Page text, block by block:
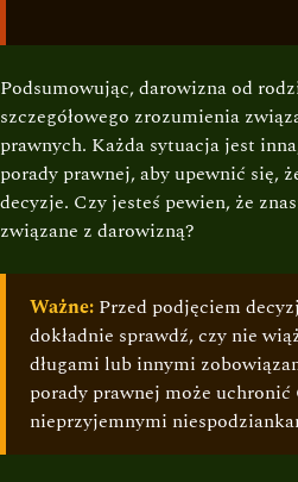
Podsumowując, darowizna od
szczegółowego zrozumienia
prawnych. Każda sytuacja jest
porady prawnej, aby upewnić się,
decyzje. Czy jesteś pewien, że
związane z darowizną?
Ważne: Przed podjęciem
dokładnie sprawdź, czy nie
długami lub innymi
porady prawnej może uchronić
nieprzyjemnymi